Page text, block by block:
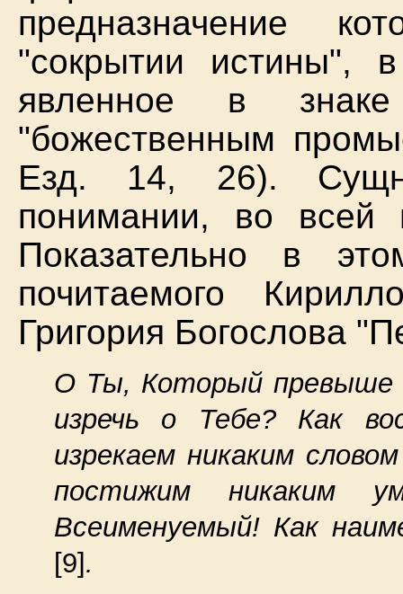
предназначение
"сокрытии истины",
явленное в знаке
"божественным
Езд. 14, 26).
понимании, во всей
Показательно в
почитаемого
Григория Богослова
О Ты, Который превыше
изречь о Тебе? Как
изрекаем никаким
постижим никаким
Всеименуемый! Как
[9].